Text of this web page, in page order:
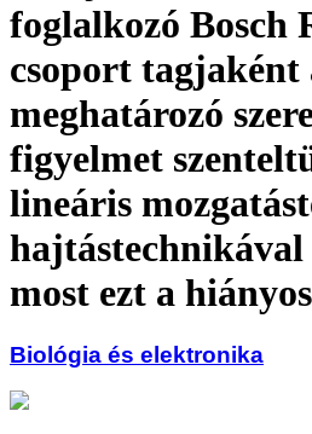
foglalkozó Bosch
csoport tagjaként
meghatározó
figyelmet
lineáris
hajtástechnikával
most ezt a
Biológia és elektronika